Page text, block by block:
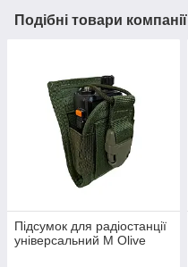
Подібні товари компанії
Підсумок для радіостанції
універсальний М Olive